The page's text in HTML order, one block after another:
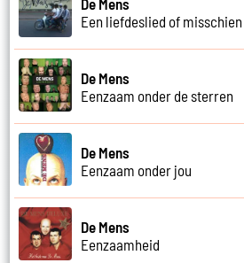
Een liefdeslied of
De Mens
Eenzaam onder de sterren
De Mens
Eenzaam onder jou
De Mens
Eenzaamheid